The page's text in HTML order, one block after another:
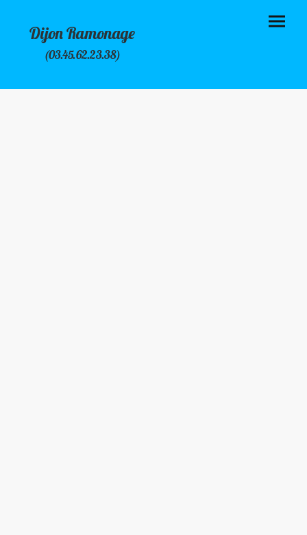
Dijon Ramonage
(03.45.62.23.38)